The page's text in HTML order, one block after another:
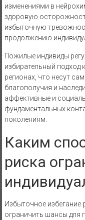
изменениями в
здоровую
избыточную
продолжению
Пожилые индивиды
избирательный подход
регионах, что несут
благополучия и
аффективные и
фундаментальных
поколениям.
Каким
риска
Избыточное избегание
ограничить шансы для